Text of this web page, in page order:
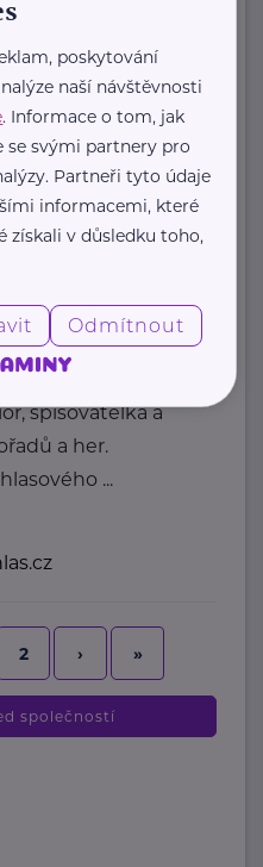
Jaroměř
spisovatelka a
a her.
...
2 › »
společností
poskytování
naší návštěvnosti
. Informace o tom, jak
se svými partnery pro
Partneři tyto údaje
informacemi, které
získali v důsledku toho,
Odmítnout